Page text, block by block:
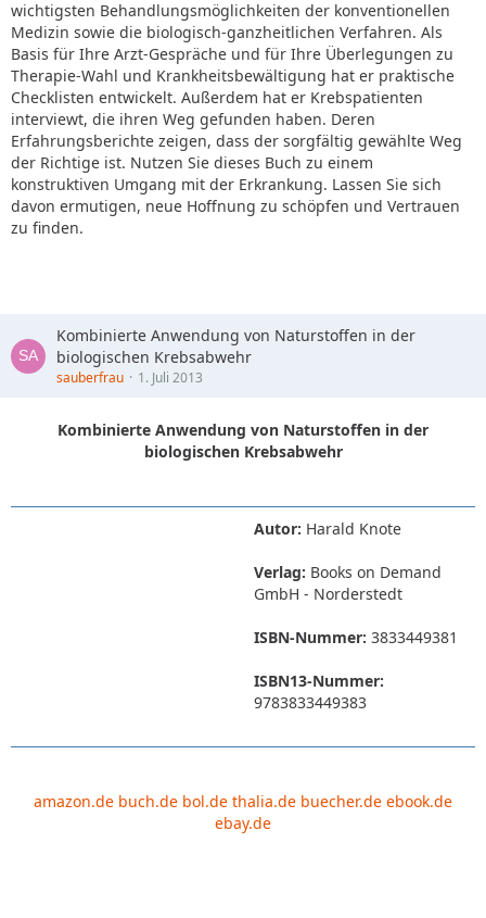
wichtigsten Behandlungsmöglichkeiten der konventionellen
Medizin sowie die biologisch-ganzheitlichen Verfahren. Als
Basis für Ihre Arzt-Gespräche und für Ihre Überlegungen zu
Therapie-Wahl und Krankheitsbewältigung hat er praktische
Checklisten entwickelt. Außerdem hat er Krebspatienten
interviewt, die ihren Weg gefunden haben. Deren
Erfahrungsberichte zeigen, dass der sorgfältig gewählte Weg
der Richtige ist. Nutzen Sie dieses Buch zu einem
konstruktiven Umgang mit der Erkrankung. Lassen Sie sich
davon ermutigen, neue Hoffnung zu schöpfen und Vertrauen
zu finden.
Kombinierte Anwendung von Naturstoffen in der
biologischen Krebsabwehr
sauberfrau 1. Juli 2013
Kombinierte Anwendung von Naturstoffen in der
biologischen Krebsabwehr
Autor: Harald Knote
Verlag: Books on Demand
GmbH - Norderstedt
ISBN-Nummer: 3833449381
ISBN13-Nummer:
9783833449383
amazon.de buch.de bol.de thalia.de buecher.de ebook.de
ebay.de